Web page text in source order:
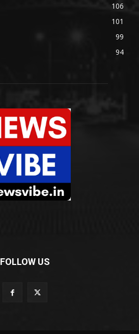
106
101
99
94
FOLLOW US